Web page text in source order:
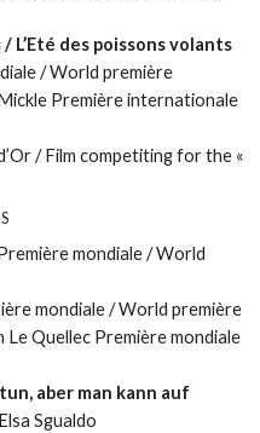
L’Eté des poissons volants
/ World première
Première internationale
/ Film competiting for the «
mondiale / World
mondiale / World première
Le Quellec Première mondiale
aber man kann auf
Sgualdo